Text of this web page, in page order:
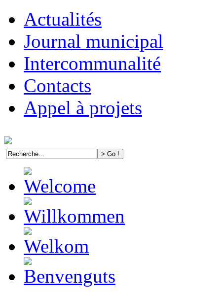
Actualités
Journal municipal
Intercommunalité
Contacts
Appel à projets